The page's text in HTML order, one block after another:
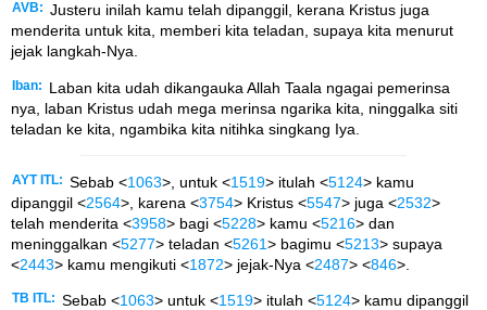
AVB: Justeru inilah kamu telah dipanggil, kerana Kristus juga
menderita untuk kita, memberi kita teladan, supaya kita menurut
jejak langkah-Nya.
Iban:
Laban kita udah dikangauka Allah Taala ngagai pemerinsa
nya, laban Kristus udah mega merinsa ngarika kita, ninggalka siti
teladan ke kita, ngambika kita nitihka singkang Iya.
AYT ITL: Sebab <1063>, untuk <1519> itulah <5124> kamu
dipanggil <2564>, karena <3754> Kristus <5547> juga <2532>
telah menderita <3958> bagi <5228> kamu <5216> dan
meninggalkan <5277> teladan <5261> bagimu <5213> supaya
<2443> kamu mengikuti <1872> jejak-Nya <2487> <846>.
TB ITL: Sebab <1063> untuk <1519> itulah <5124> kamu dipanggil